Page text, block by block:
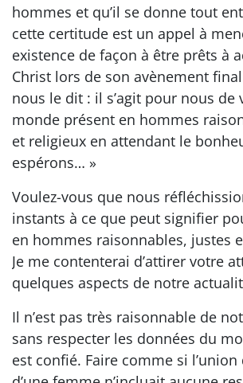
hommes et qu’il se donne tout
cette certitude est un appel à
existence de façon à être prêts à
Christ lors de son avènement
nous le dit : il s’agit pour nous de
monde présent en hommes
et religieux en attendant le
espérons… »
Voulez-vous que nous
instants à ce que peut signifier
en hommes raisonnables, justes
Je me contenterai d’attirer votre
quelques aspects de notre
Il n’est pas très raisonnable de
sans respecter les données du
est confié. Faire comme si l’union